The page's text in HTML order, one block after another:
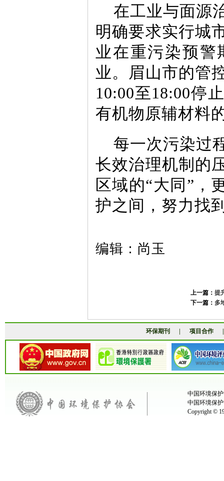
在工业与面源
明确要求实行城
业在重污染预警
业。眉山市的管
10:00至18:00停
有机物原辅材料
每一次污染过
长效治理机制的
区域的“大同”，
护之间，努力找
编辑：尚玉
上一篇： 提
下一篇： 多
环保期刊 项目合作
中国环境保
中国环境保
Copyright ©